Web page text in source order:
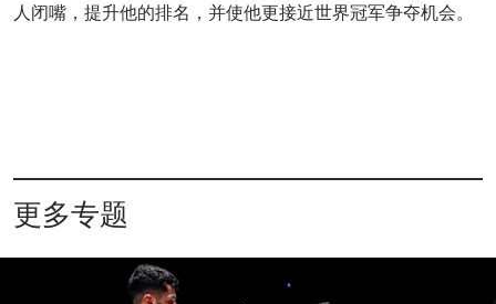
人闭嘴，提升他的排名，并使他更接近世界冠军争夺机会。
更多专题